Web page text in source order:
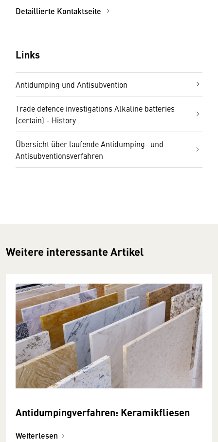
Detaillierte Kontaktseite
Links
Antidumping und Antisubvention
Trade defence investigations Alkaline batteries
(certain) - History
Übersicht über laufende Antidumping- und
Antisubventionsverfahren
Weitere interessante Artikel
Antidumpingverfahren: Keramikfliesen
Weiterlesen